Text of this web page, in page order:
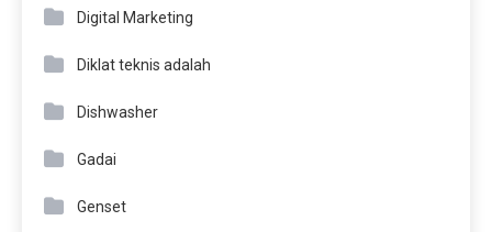
Digital Marketing
Diklat teknis adalah
Dishwasher
Gadai
Genset